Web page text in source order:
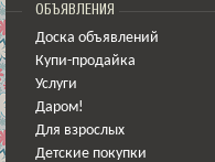
ОБЪЯВЛЕНИЯ
Доска объявлений
Купи-продайка
Услуги
Даром!
Для взрослых
Детские покупки